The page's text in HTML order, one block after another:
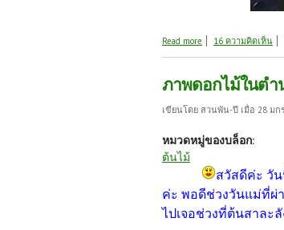
Read more about สวนพัน-ปี(ตอ
16 ความคิดเห็น
ภาพดอกไม้ในตำ
เขียนโดย สวนพัน-ปี เมื่อ 28 มก
หมวดหมู่ของบล็อก:
ต้นไม้
สวัสดีค่ะ วั
ค่ะ พอดีช่วงวันแม่ที่ผ่
ไปเจอช่วงที่ต้นสาละ